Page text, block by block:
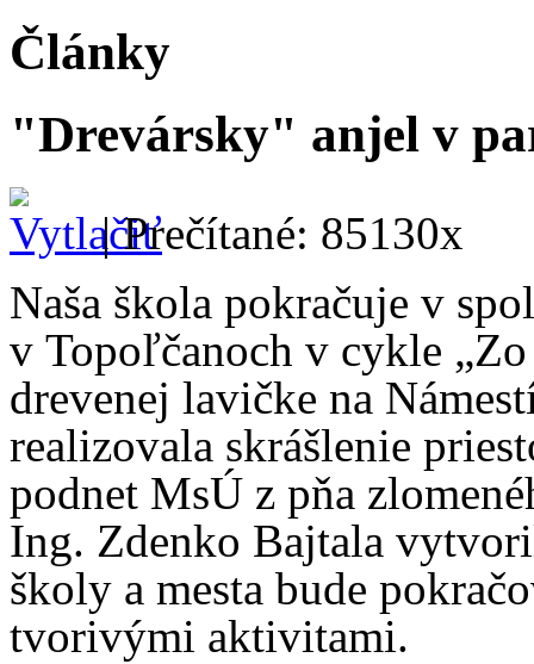
Články
"Drevársky" anjel v
| Prečítané: 85130x
Naša škola pokračuje v
v Topoľčanoch v cykle
drevenej lavičke na
realizovala skrášlenie
podnet MsÚ z pňa
Ing. Zdenko Bajtala
školy a mesta bude
tvorivými aktivitami.